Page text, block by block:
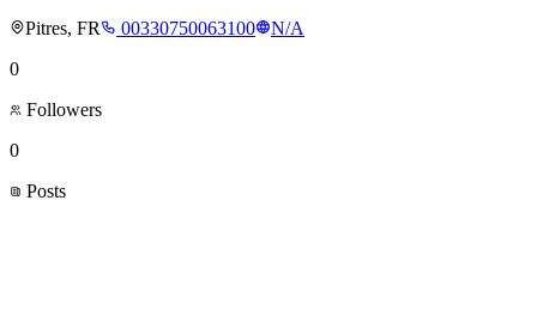
Pitres, FR
00330750063100
N/A
0
Followers
0
Posts